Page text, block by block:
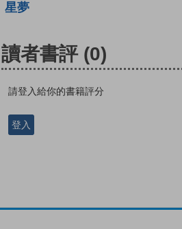
星夢
讀者書評 (0)
請登入給你的書籍評分
登入